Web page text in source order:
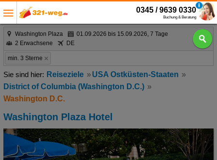
0345 / 9639 0330
Buchung & Beratung
Washington Plaza
01.09.2026 bis 15.09.2026, 7 Tage
2 Erwachsene
DE
min. 3 Sterne
Reiseziele
USA Ostküsten-Staaten
District of Columbia (Washington D.C.)
Washington D.C.
Washington Plaza Hotel